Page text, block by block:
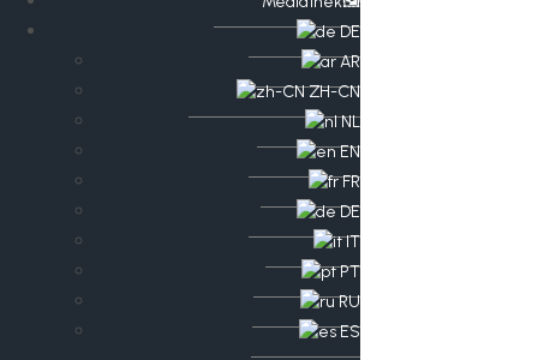
DE
AR
ZH-CN
NL
EN
FR
DE
IT
PT
RU
ES